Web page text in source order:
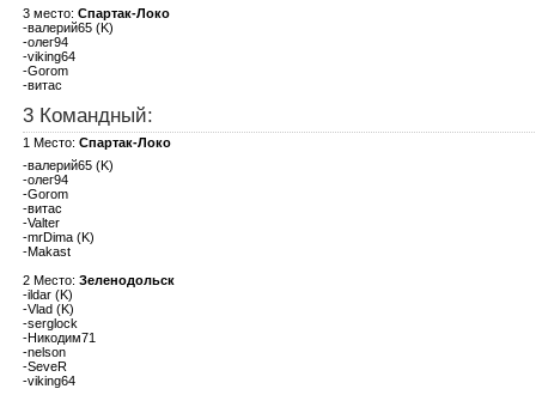
3 место: Спартак-Локо
-валерий65 (K)
-олег94
-viking64
-Gorom
-витас
3 Командный:
1 Место: Спартак-Локо
-валерий65 (K)
-олег94
-Gorom
-витас
-Valter
-mrDima (K)
-Makast
2 Место: Зеленодольск
-ildar (K)
-Vlad (K)
-serglock
-Никодим71
-nelson
-SeveR
-viking64